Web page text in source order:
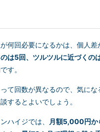
何回必要になるかは、個人差
は5回、ツルツルに近づくの
す。
て回数が異なるので、気にな
するとよいでしょう。
ハイジでは、
月額5,000円か